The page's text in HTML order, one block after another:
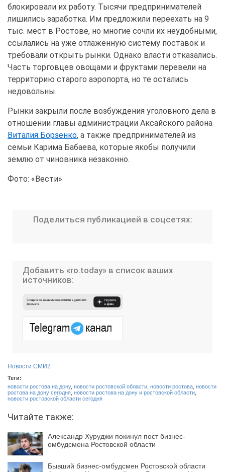
блокировали их работу. Тысячи предпринимателей
лишились заработка. Им предложили переехать на 9
тыс. мест в Ростове, но многие сочли их неудобными,
ссылались на уже отлаженную систему поставок и
требовали открыть рынки. Однако власти отказались.
Часть торговцев овощами и фруктами перевели на
территорию старого аэропорта, но те остались
недовольны.
Рынки закрыли после возбуждения уголовного дела в
отношении главы администрации Аксайского района
Виталия Борзенко, а также предпринимателей из
семьи Карима Бабаева, которые якобы получили
землю от чиновника незаконно.
Фото: «Вести»
Поделиться публикацией в соцсетях:
Добавить «ro.today» в список ваших
источников:
Новости СМИ2
Теги:
новости ростова на дону, новости ростовской области новости ростова новости
ростова на дону сегодня новости ростова на дону и ростовской области
новости ростовской области сегодня
Читайте также:
Александр Хуруджи покинул пост бизнес-
омбудсмена Ростовской области
Бывший бизнес-омбудсмен Ростовской области